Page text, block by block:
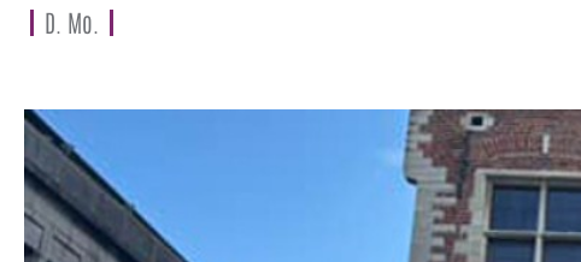
D. Mo.